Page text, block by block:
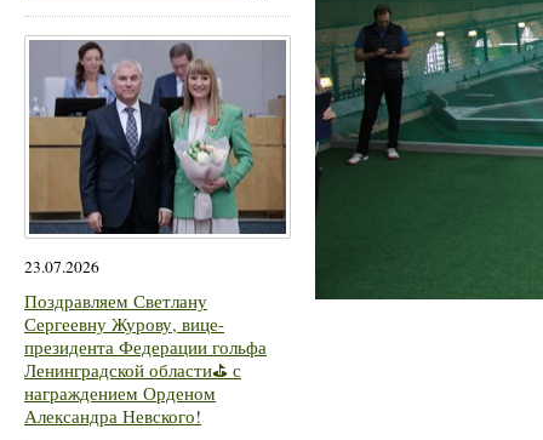
23.07.2026
Поздравляем Светлану
Сергеевну Журову, вице-
президента Федерации гольфа
Ленинградской области⛳ с
награждением Орденом
Александра Невского!